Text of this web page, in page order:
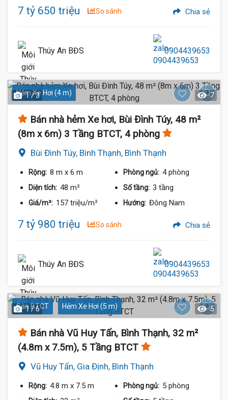
7 tỷ 650 triệu So sánh Chia sẻ
Thúy An BĐS 0904439653
Hẻm Xe Hơi (4 m)
1 / 3 7
Bán nhà hẻm Xe hơi, Bùi Đình Túy, 48 m²
(8m x 6m) 3 Tầng BTCT, 4 phòng
Bùi Đình Túy, Bình Thạnh, Bình Thạnh
Rộng: 8 m x 6 m Phòng ngủ: 4 phòng
Diện tích: 48 m² Số tầng: 3 tầng
Giá/m²: 157 triệu/m² Hướng: Đông Nam
7 tỷ 980 triệu So sánh Chia sẻ
Thúy An BĐS 0904439653
Sàn BTCT Hẻm Xe Hơi (5 m)
1 / 6 5
Bán nhà Vũ Huy Tấn, Bình Thạnh, 32 m²
(4.8m x 7.5m), 5 Tầng BTCT
Vũ Huy Tấn, Gia Định, Bình Thạnh
Rộng: 4.8 m x 7.5 m Phòng ngủ: 5 phòng